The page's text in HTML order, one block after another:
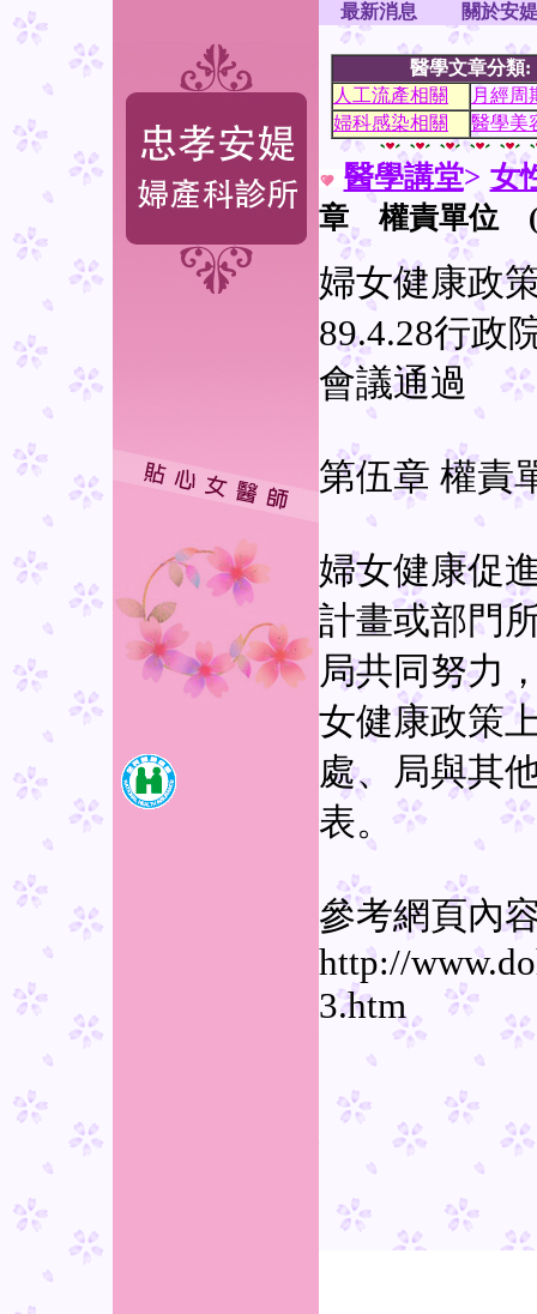
最新消息 關於安媞
醫學文章分類:
人工流產相關
月經周
婦科感染相關
醫學美
醫學講堂> 女
章 權責單位 (
婦女健康政
89.4.28行政
會議通過
第伍章 權責
婦女健康促
計畫或部門
局共同努力
女健康政策
處、局與其
表。
參考網頁內
http://
3.htm